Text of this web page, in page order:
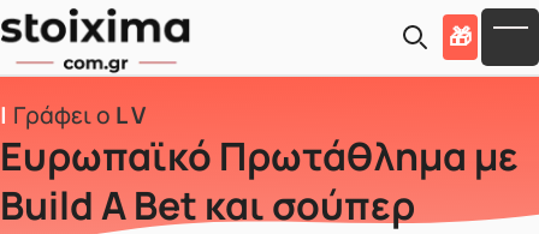
Skip to main content
🎁
Γράφει ο L V
Ευρωπαϊκό Πρωτάθλημα με
Build A Bet και σούπερ